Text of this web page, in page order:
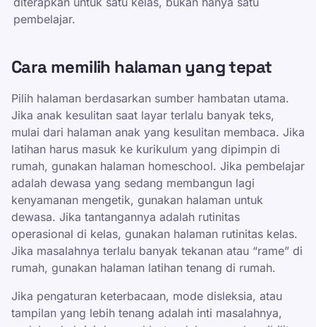
pembelajar.
Cara memilih halaman yang tepat
Pilih halaman berdasarkan sumber hambatan utama.
Jika anak kesulitan saat layar terlalu banyak teks,
mulai dari halaman anak yang kesulitan membaca. Jika
latihan harus masuk ke kurikulum yang dipimpin di
rumah, gunakan halaman homeschool. Jika pembelajar
adalah dewasa yang sedang membangun lagi
kenyamanan mengetik, gunakan halaman untuk
dewasa. Jika tantangannya adalah rutinitas
operasional di kelas, gunakan halaman rutinitas kelas.
Jika masalahnya terlalu banyak tekanan atau “rame” di
rumah, gunakan halaman latihan tenang di rumah.
Jika pengaturan keterbacaan, mode disleksia, atau
tampilan yang lebih tenang adalah inti masalahnya,